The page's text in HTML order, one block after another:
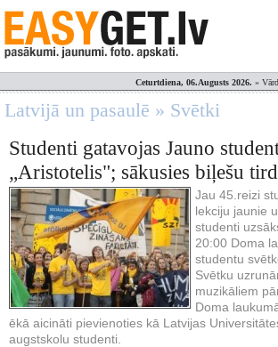
Ceturtdiena, 06.Augusts 2026. »
Latvijā un pasaulē » Svētki
Studenti gatavojas Jauno
„Aristotelis"; sākusies biļešu
Jau 45.reizi
lekciju jaunie
studenti
20:00 Doma
studentu
Svētku
muzikāliem
Doma
ēkā aicināti pievienoties kā Latvijas
augstskolu studenti.